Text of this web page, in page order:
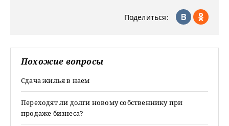
Поделиться:
Похожие вопросы
Сдача жилья в наем
Переходят ли долги новому собственнику при
продаже бизнеса?